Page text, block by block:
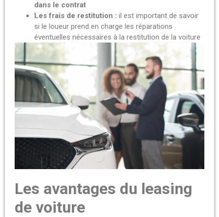
dans le contrat
Les frais de restitution : il est important de savoir
si le loueur prend en charge les réparations
éventuelles nécessaires à la restitution de la voiture
Les avantages du leasing
de voiture